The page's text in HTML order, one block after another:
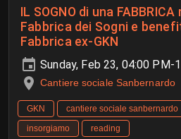
IL SOGNO di una
Fabbrica dei Sogni e
Fabbrica ex-GKN
Sunday, Feb 23, 04:00 PM-
Cantiere sociale Sanbernardo
GKN cantiere sociale sanbernardo
insorgiamo
reading